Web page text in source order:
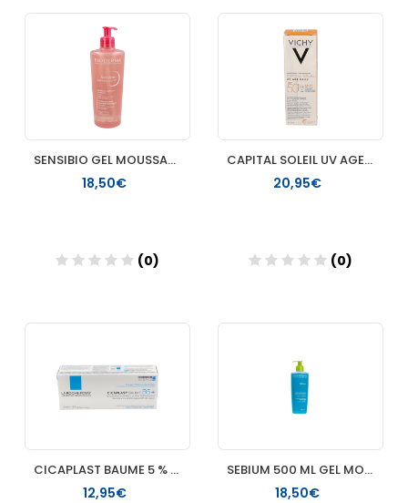
Añadir
SENSIBIO GEL MOUSSANT BIODERMA 1 ENVASE 500 ML
18,50€
(0)
CAPITAL SOLEIL UV AGE FLUIDO SPF 50+ 1 FRASCO 50 ML
20,95€
(0)
CICAPLAST BAUME 5 % LA ROCHE POSAY 40 ML
12,95€
SEBIUM 500 ML GEL MOUSSANT BIODERMA
18,50€